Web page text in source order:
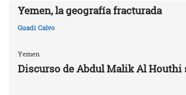
Yemen, la geografía fracturada
Guadi Calvo
Yemen
Discurso de Abdul Malik Al Houthi